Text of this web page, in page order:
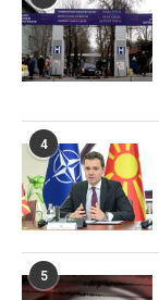
4
5